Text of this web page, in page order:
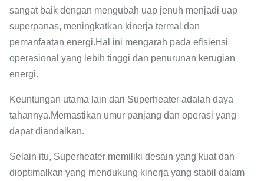
sangat baik dengan mengubah uap jenuh menjadi uap
superpanas, meningkatkan kinerja termal dan
pemanfaatan energi.Hal ini mengarah pada efisiensi
operasional yang lebih tinggi dan penurunan kerugian
energi.
Keuntungan utama lain dari Superheater adalah daya
tahannya.Memastikan umur panjang dan operasi yang
dapat diandalkan.
Selain itu, Superheater memiliki desain yang kuat dan
dioptimalkan yang mendukung kinerja yang stabil dalam